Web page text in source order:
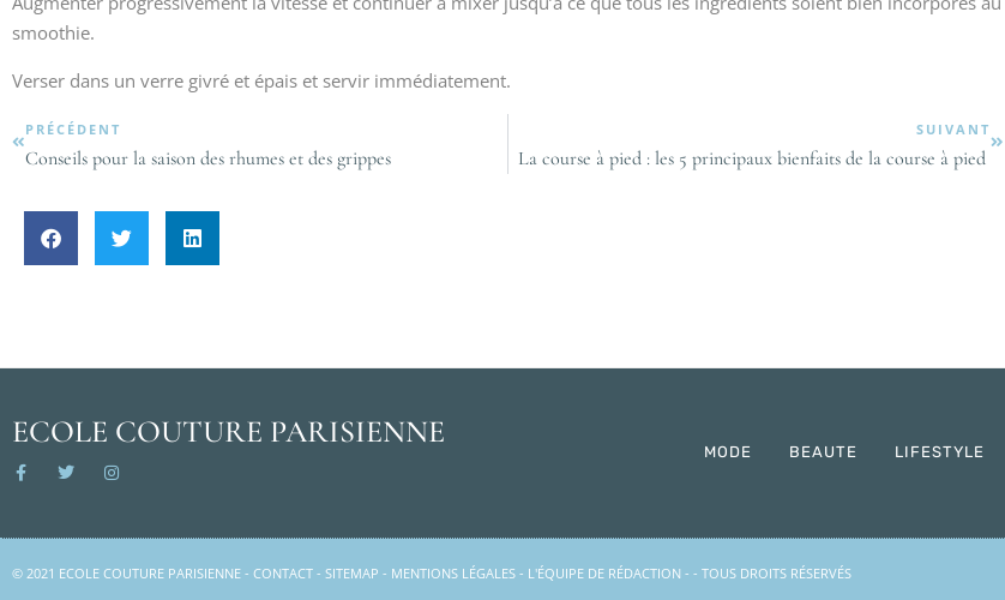
smoothie.
Verser dans un verre givré et épais et servir immédiatement.
PRÉCÉDENT
Conseils pour la saison des rhumes et des grippes
SUIVANT
La course à pied : les 5 principaux bienfaits de la course à pied
ECOLE COUTURE PARISIENNE
MODE BEAUTE LIFESTYLE
© 2021 ECOLE COUTURE PARISIENNE - CONTACT - SITEMAP - MENTIONS LÉGALES - L'ÉQUIPE DE RÉDACTION - - TOUS DROITS RÉSERVÉS